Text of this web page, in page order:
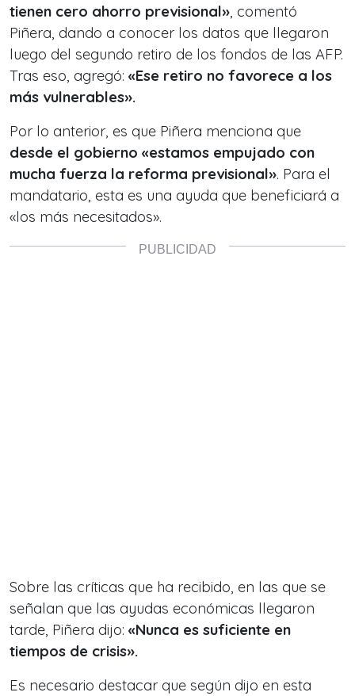
tienen cero ahorro previsional» , comentó
Piñera, dando a conocer los datos que llegaron
luego del segundo retiro de los fondos de las AFP.
Tras eso, agregó: «Ese retiro no favorece a los
más vulnerables».
Por lo anterior, es que Piñera menciona que
desde el gobierno «estamos empujado con
mucha fuerza la reforma previsional». Para el
mandatario, esta es una ayuda que beneficiará a
«los más necesitados».
Sobre las críticas que ha recibido, en las que se
señalan que las ayudas económicas llegaron
tarde, Piñera dijo: «Nunca es suficiente en
tiempos de crisis».
Es necesario destacar que según dijo en esta